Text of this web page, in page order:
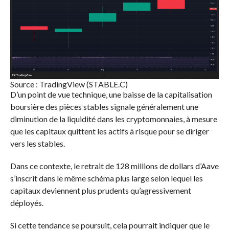
Source : TradingView (STABLE.C)
D’un point de vue technique, une baisse de la capitalisation
boursière des pièces stables signale généralement une
diminution de la liquidité dans les cryptomonnaies, à mesure
que les capitaux quittent les actifs à risque pour se diriger
vers les stables.
Dans ce contexte, le retrait de 128 millions de dollars d’Aave
s’inscrit dans le même schéma plus large selon lequel les
capitaux deviennent plus prudents qu’agressivement
déployés.
Si cette tendance se poursuit, cela pourrait indiquer que le